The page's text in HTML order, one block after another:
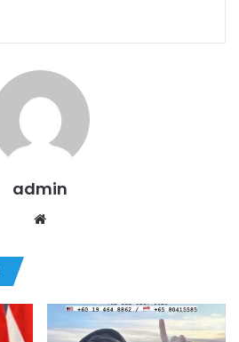
admin